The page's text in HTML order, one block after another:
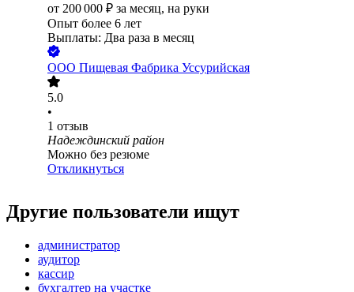
от 200 000 ₽ за месяц, на руки
Опыт более 6 лет
Выплаты: Два раза в месяц
ООО Пищевая Фабрика Уссурийская
5.0
•
1 отзыв
Надеждинский район
Можно без резюме
Откликнуться
Другие пользователи ищут
администратор
аудитор
кассир
бухгалтер на участке